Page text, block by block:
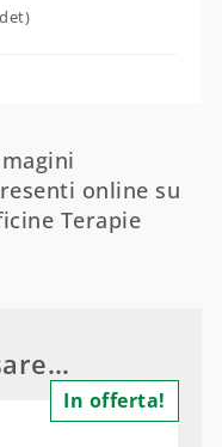
online su
Terapie
In offerta!